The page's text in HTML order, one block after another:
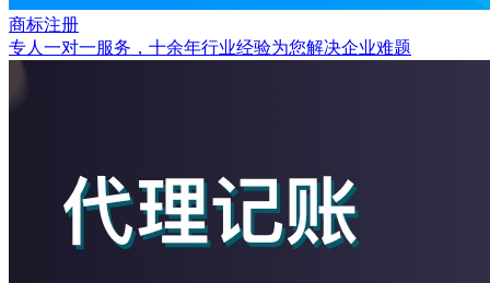
商标注册
专人一对一服务，十余年行业经验为您解决企业难题